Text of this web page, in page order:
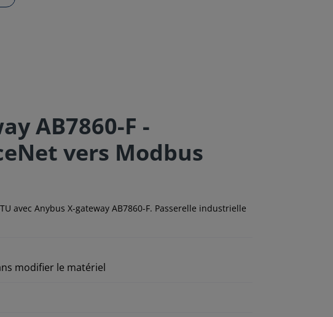
AB7860-F -
vers Modbus
avec Anybus X-gateway AB7860-F. Passerelle industrielle
modifier le matériel